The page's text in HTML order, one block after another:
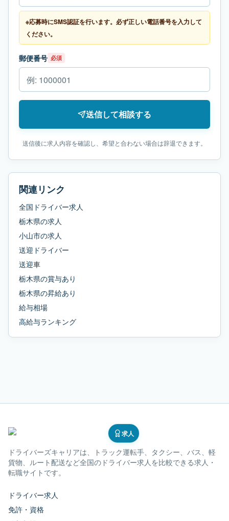
※応募時にSMS認証を行います。必ず正しい電話番号を入力して
ください。
郵便番号 必須
送信して相談する
送信後に求人内容を確認し、希望と合わない場合は辞退できます。
関連リンク
全国ドライバー求人
栃木県の求人
小山市の求人
送迎ドライバー
送迎車
栃木県の賞与あり
栃木県の昇給あり
給与相場
高給与ランキング
求人
ドライバーズキャリアは、トラック運転手、タクシー、バス、軽
貨物、ルート配送など全国のドライバー求人を比較できる求人・
転職サイトです。
ドライバー求人
免許・資格